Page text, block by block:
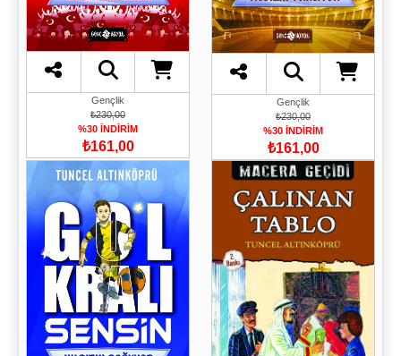
Gençlik
₺230,00
%30 İNDİRİM
₺161,00
Gençlik
₺230,00
%30 İNDİRİM
₺161,00